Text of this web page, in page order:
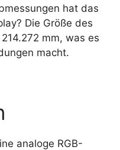
hat das
Die Größe des
mm, was es
macht.
analoge RGB-